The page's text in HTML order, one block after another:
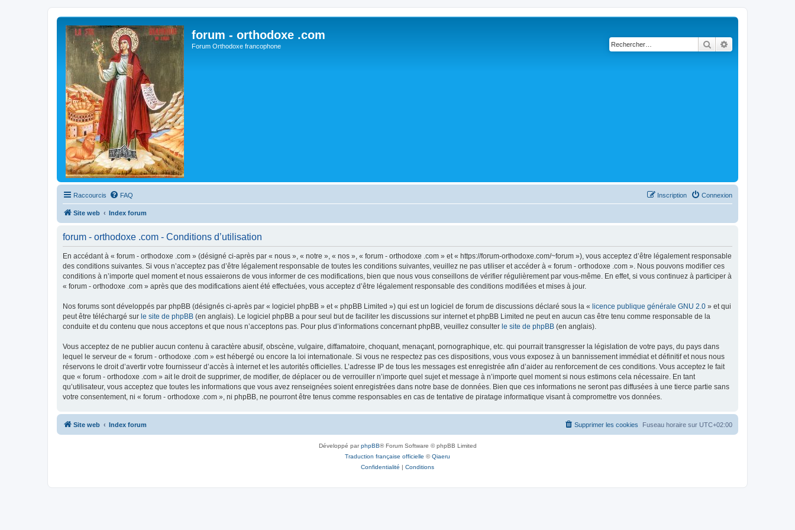
forum - orthodoxe .com
Forum Orthodoxe francophone Rechercher
Raccourcis FAQ Connexion
Inscription
Site web Index forum
forum - orthodoxe .com - Conditions d’utilisation
En accédant à « forum - orthodoxe .com » (désigné ci-après par « nous », « notre », « nos », « forum - orthodoxe .com » et « https://forum-orthodoxe.com/~forum »), vous acceptez d’être légalement responsable
des conditions suivantes. Si vous n’acceptez pas d’être légalement responsable de toutes les conditions suivantes, veuillez ne pas utiliser et accéder à « forum - orthodoxe .com ». Nous pouvons modifier ces
conditions à n’importe quel moment et nous essaierons de vous informer de ces modifications, bien que nous vous conseillons de vérifier régulièrement par vous-même. En effet, si vous continuez à participer à
« forum - orthodoxe .com » après que des modifications aient été effectuées, vous acceptez d’être légalement responsable des conditions modifiées et mises à jour.
Nos forums sont développés par phpBB (désignés ci-après par « logiciel phpBB » et « phpBB Limited ») qui est un logiciel de forum de discussions déclaré sous la « licence publique générale GNU 2.0 » et qui
peut être téléchargé sur le site de phpBB (en anglais). Le logiciel phpBB a pour seul but de faciliter les discussions sur internet et phpBB Limited ne peut en aucun cas être tenu comme responsable de la
conduite et du contenu que nous acceptons et que nous n’acceptons pas. Pour plus d’informations concernant phpBB, veuillez consulter le site de phpBB (en anglais).
Vous acceptez de ne publier aucun contenu à caractère abusif, obscène, vulgaire, diffamatoire, choquant, menaçant, pornographique, etc. qui pourrait transgresser la législation de votre pays, du pays dans
lequel le serveur de « forum - orthodoxe .com » est hébergé ou encore la loi internationale. Si vous ne respectez pas ces dispositions, vous vous exposez à un bannissement immédiat et définitif et nous nous
réservons le droit d’avertir votre fournisseur d’accès à internet et les autorités officielles. L’adresse IP de tous les messages est enregistrée afin d’aider au renforcement de ces conditions. Vous acceptez le fait
que « forum - orthodoxe .com » ait le droit de supprimer, de modifier, de déplacer ou de verrouiller n’importe quel sujet et message à n’importe quel moment si nous estimons cela nécessaire. En tant
qu’utilisateur, vous acceptez que toutes les informations que vous avez renseignées soient enregistrées dans notre base de données. Bien que ces informations ne seront pas diffusées à une tierce partie sans
votre consentement, ni « forum - orthodoxe .com », ni phpBB, ne pourront être tenus comme responsables en cas de tentative de piratage informatique visant à compromettre vos données.
Site web Index forum Fuseau horaire sur UTC+02:00
Supprimer les cookies
Développé parphpBB® Forum Software © phpBB Limited
Traduction française officielle ©Qiaeru
Confidentialité | Conditions